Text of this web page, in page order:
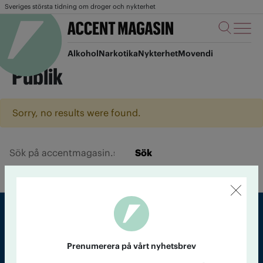
Sveriges största tidning om droger och nykterhet
AlkoholNarkotikaNykterhetMovendi
Publik
Sorry, no results were found.
Sök
Prenumerera på vårt nyhetsbrev